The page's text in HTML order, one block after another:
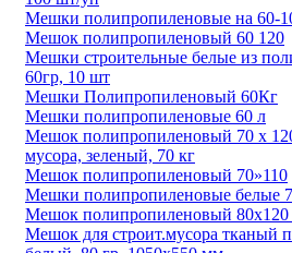
Мешки полипропиленовые на 60-
Мешок полипропиленовый 60 120
Мешки строительные белые из
60гр, 10 шт
Мешки Полипропиленовый 60Кг
Мешки полипропиленовые 60 л
Мешок полипропиленовый 70 х
мусора, зеленый, 70 кг
Мешок полипропиленовый 70»110
Мешки полипропиленовые белые
Мешок полипропиленовый 80х120
Мешок для строит.мусора тканый